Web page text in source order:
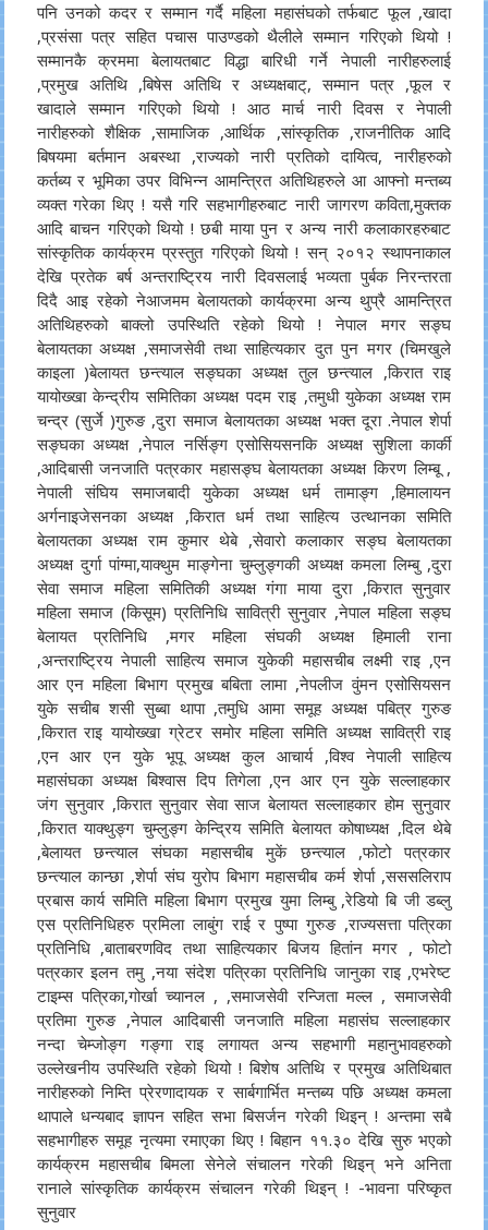
पनि उनको कदर र सम्मान गर्दै महिला महासंघको तर्फबाट फूल ,खादा
,प्रसंसा पत्र सहित पचास पाउण्डको थैलीले सम्मान गरिएको थियो !
सम्मानकै क्रममा बेलायतबाट विद्धा बारिधी गर्ने नेपाली नारीहरुलाई
,प्रमुख अतिथि ,बिषेस अतिथि र अध्यक्षबाट्, सम्मान पत्र ,फूल र
खादाले सम्मान गरिएको थियो ! आठ मार्च नारी दिवस र नेपाली
नारीहरुको शैक्षिक ,सामाजिक ,आर्थिक ,सांस्कृतिक ,राजनीतिक आदि
बिषयमा बर्तमान अबस्था ,राज्यको नारी प्रतिको दायित्व, नारीहरुको
कर्तब्य र भूमिका उपर विभिन्न आमन्त्रित अतिथिहरुले आ आफ्नो मन्तब्य
व्यक्त गरेका थिए ! यसै गरि सहभागीहरुबाट नारी जागरण कविता,मुक्तक
आदि बाचन गरिएको थियो ! छबी माया पुन र अन्य नारी कलाकारहरुबाट
सांस्कृतिक कार्यक्रम प्रस्तुत गरिएको थियो ! सन् २०१२ स्थापनाकाल
देखि प्रतेक बर्ष अन्तराष्ट्रिय नारी दिवसलाई भव्यता पुर्बक निरन्तरता
दिदै आइ रहेको नेआजमम बेलायतको कार्यक्रमा अन्य थुप्रै आमन्त्रित
अतिथिहरुको बाक्लो उपस्थिति रहेको थियो ! नेपाल मगर सङ्घ
बेलायतका अध्यक्ष ,समाजसेवी तथा साहित्यकार दुत पुन मगर (चिमखुले
काइला )बेलायत छन्त्याल सङ्घका अध्यक्ष तुल छन्त्याल ,किरात राइ
यायोख्खा केन्द्रीय समितिका अध्यक्ष पदम राइ ,तमुधी युकेका अध्यक्ष राम
चन्द्र (सुर्जे )गुरुङ ,दुरा समाज बेलायतका अध्यक्ष भक्त दूरा .नेपाल शेर्पा
सङ्घका अध्यक्ष ,नेपाल नर्सिङ्ग एसोसियसनकि अध्यक्ष सुशिला कार्की
,आदिबासी जनजाति पत्रकार महासङ्घ बेलायतका अध्यक्ष किरण लिम्बू ,
नेपाली संघिय समाजबादी युकेका अध्यक्ष धर्म तामाङ्ग ,हिमालायन
अर्गनाइजेसनका अध्यक्ष ,किरात धर्म तथा साहित्य उत्थानका समिति
बेलायतका अध्यक्ष राम कुमार थेबे ,सेवारो कलाकार सङ्घ बेलायतका
अध्यक्ष दुर्गा पांग्मा,याक्थुम माङ्गेना चुम्लुङ्गकी अध्यक्ष कमला लिम्बु ,दुरा
सेवा समाज महिला समितिकी अध्यक्ष गंगा माया दुरा ,किरात सुनुवार
महिला समाज (किसूम) प्रतिनिधि सावित्री सुनुवार ,नेपाल महिला सङ्घ
बेलायत प्रतिनिधि ,मगर महिला संघकी अध्यक्ष हिमाली राना
,अन्तराष्ट्रिय नेपाली साहित्य समाज युकेकी महासचीब लक्ष्मी राइ ,एन
आर एन महिला बिभाग प्रमुख बबिता लामा ,नेपलीज वुंमन एसोसियसन
युके सचीब शसी सुब्बा थापा ,तमुधि आमा समूह अध्यक्ष पबित्र गुरुङ
,किरात राइ यायोख्खा ग्रेटर समोर महिला समिति अध्यक्ष सावित्री राइ
,एन आर एन युके भूपू अध्यक्ष कुल आचार्य ,विश्व नेपाली साहित्य
महासंघका अध्यक्ष बिश्वास दिप तिगेला ,एन आर एन युके सल्लाहकार
जंग सुनुवार ,किरात सुनुवार सेवा साज बेलायत सल्लाहकार होम सुनुवार
,किरात याक्थुङ्ग चुम्लुङ्ग केन्द्रिय समिति बेलायत कोषाध्यक्ष ,दिल थेबे
,बेलायत छन्त्याल संघका महासचीब मुकें छन्त्याल ,फोटो पत्रकार
छन्त्याल कान्छा ,शेर्पा संघ युरोप बिभाग महासचीब कर्म शेर्पा ,सससलिराप
प्रबास कार्य समिति महिला बिभाग प्रमुख युमा लिम्बु ,रेडियो बि जी डब्लु
एस प्रतिनिधिहरु प्रमिला लाबुंग राई र पुष्पा गुरुङ ,राज्यसत्ता पत्रिका
प्रतिनिधि ,बाताबरणविद तथा साहित्यकार बिजय हितांन मगर , फोटो
पत्रकार इलन तमु ,नया संदेश पत्रिका प्रतिनिधि जानुका राइ ,एभरेष्ट
टाइम्स पत्रिका,गोर्खा च्यानल , ,समाजसेवी रन्जिता मल्ल , समाजसेवी
प्रतिमा गुरुङ ,नेपाल आदिबासी जनजाति महिला महासंघ सल्लाहकार
नन्दा चेम्जोङ्ग गङ्गा राइ लगायत अन्य सहभागी महानुभावहरुको
उल्लेखनीय उपस्थिति रहेको थियो ! बिशेष अतिथि र प्रमुख अतिथिबात
नारीहरुको निम्ति प्रेरणादायक र सार्बगार्भित मन्तब्य पछि अध्यक्ष कमला
थापाले धन्यबाद ज्ञापन सहित सभा बिसर्जन गरेकी थिइन् ! अन्तमा सबै
सहभागीहरु समूह नृत्यमा रमाएका थिए ! बिहान ११.३० देखि सुरु भएको
कार्यक्रम महासचीब बिमला सेनेले संचालन गरेकी थिइन् भने अनिता
रानाले सांस्कृतिक कार्यक्रम संचालन गरेकी थिइन् ! -भावना परिष्कृत
सुनुवार